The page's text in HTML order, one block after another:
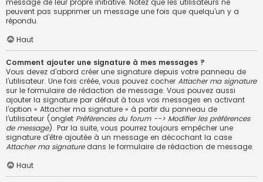
peuvent pas supprimer un message une fois que quelqu’un y a
répondu.
Haut
Comment ajouter une signature à mes messages ?
Vous devez d’abord créer une signature depuis votre panneau de
l’utilisateur. Une fois créée, vous pouvez cocher Attacher ma signature
sur le formulaire de rédaction de message. Vous pouvez aussi
ajouter la signature par défaut à tous vos messages en activant
l’option « Attacher ma signature » à partir du panneau de
l’utilisateur (onglet Préférences du forum --> Modifier les préférences
de message). Par la suite, vous pourrez toujours empêcher une
signature d’être ajoutée à un message en décochant la case
Attacher ma signaturedans le formulaire de rédaction de message.
Haut